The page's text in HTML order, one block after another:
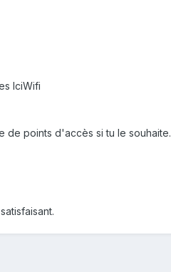
IciWifi
de points d'accès si tu le souhaite.